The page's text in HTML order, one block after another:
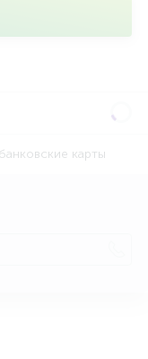
карты